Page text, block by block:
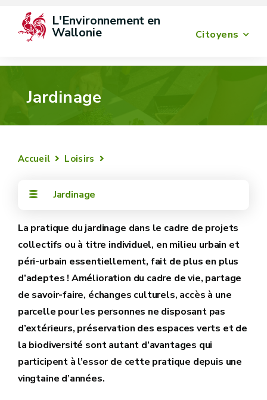
Citoyens
L'Environnement en
Wallonie
Jardinage
Accueil Loisirs
Jardinage
La pratique du jardinage dans le cadre de projets
collectifs ou à titre individuel, en milieu urbain et
péri-urbain essentiellement, fait de plus en plus
d’adeptes ! Amélioration du cadre de vie, partage
de savoir-faire, échanges culturels, accès à une
parcelle pour les personnes ne disposant pas
d’extérieurs, préservation des espaces verts et de
la biodiversité sont autant d’avantages qui
participent à l’essor de cette pratique depuis une
vingtaine d’années.